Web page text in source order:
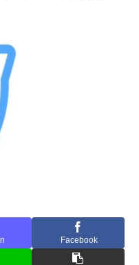
Facebook